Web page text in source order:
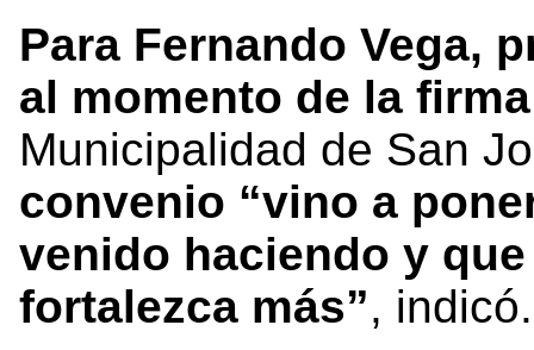
Para Fernando Vega,
al momento de la
Municipalidad de San
convenio “vino a
venido haciendo y
fortalezca más”,